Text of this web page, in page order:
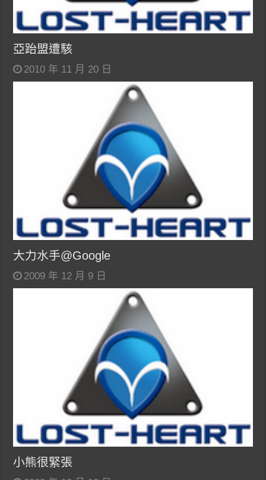
亞跆盟遭駭
2010 年 11 月 20 日
大力水手@Google
2009 年 12 月 9 日
小熊很緊張